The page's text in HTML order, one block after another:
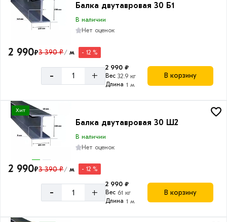
Балка двутавровая 30 Б1
В наличии
Нет оценок
2 990₽3 390 ₽/ м - 12 %
- +
2 990 ₽
Вес 32.9 кг
Длина 1 м
В корзину
Хит
Балка двутавровая 30 Ш2
В наличии
Нет оценок
2 990₽3 390 ₽/ м - 12 %
- +
2 990 ₽
Вес 61 кг
Длина 1 м
В корзину